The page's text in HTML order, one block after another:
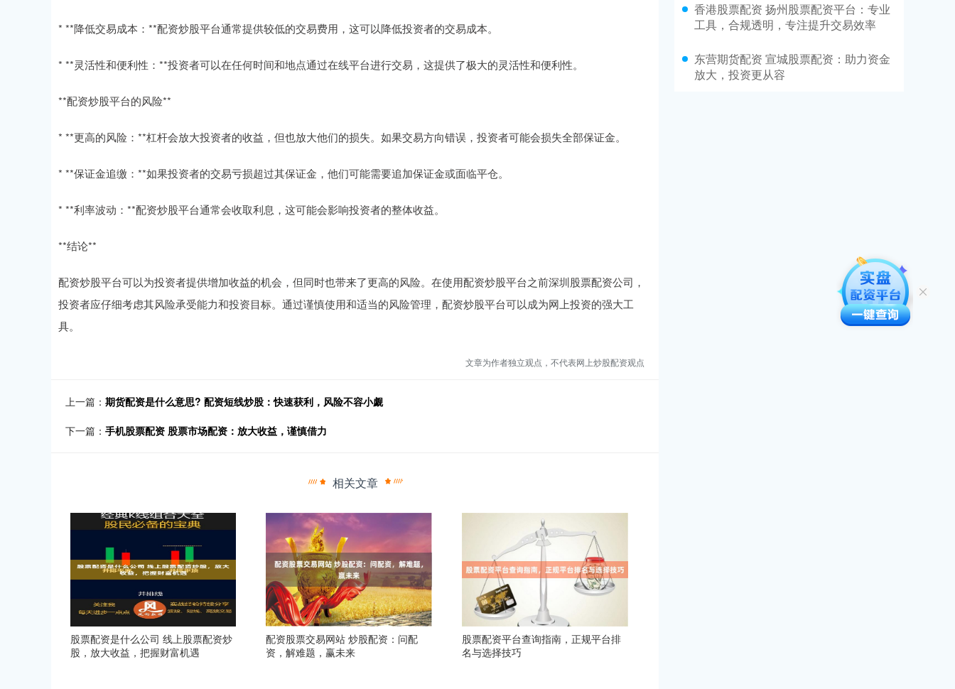
* **降低交易成本：**配资炒股平台通常提供较低的交易费用，这可以降低投资者的交易成本。
* **灵活性和便利性：**投资者可以在任何时间和地点通过在线平台进行交易，这提供了极大的灵活性和便利性。
**配资炒股平台的风险**
* **更高的风险：**杠杆会放大投资者的收益，但也放大他们的损失。如果交易方向错误，投资者可能会损失全部保证金。
* **保证金追缴：**如果投资者的交易亏损超过其保证金，他们可能需要追加保证金或面临平仓。
* **利率波动：**配资炒股平台通常会收取利息，这可能会影响投资者的整体收益。
**结论**
配资炒股平台可以为投资者提供增加收益的机会，但同时也带来了更高的风险。在使用配资炒股平台之前深圳股票配资公司，
投资者应仔细考虑其风险承受能力和投资目标。通过谨慎使用和适当的风险管理，配资炒股平台可以成为网上投资的强大工
具。
文章为作者独立观点，不代表网上炒股配资观点
上一篇： 期货配资是什么意思? 配资短线炒股：快速获利，风险不容小觑
下一篇： 手机股票配资 股票市场配资：放大收益，谨慎借力
相关文章
股票配资是什么公司 线上股票配资炒
股，放大收益，把握财富机遇
配资股票交易网站 炒股配资：问配
资，解难题，赢未来
股票配资平台查询指南，正规平台排
名与选择技巧
香港股票配资 扬州股票配资平台：专业
工具，合规透明，专注提升交易效率
东营期货配资 宣城股票配资：助力资金
放大，投资更从容